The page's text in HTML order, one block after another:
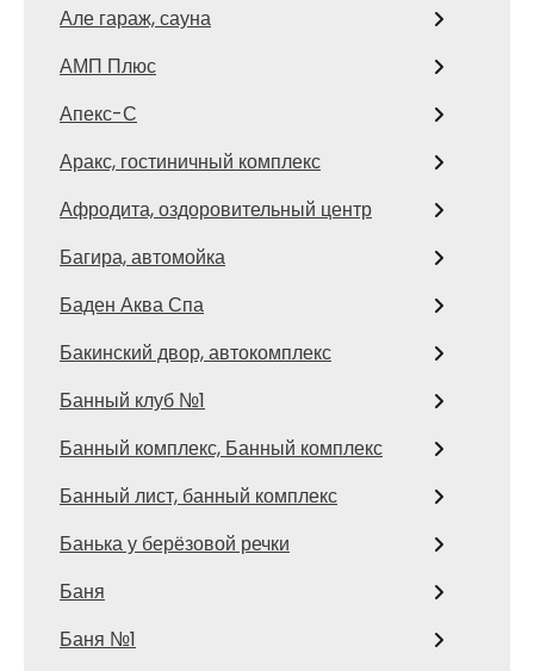
Але гараж, сауна
АМП Плюс
Апекс-С
Аракс, гостиничный комплекс
Афродита, оздоровительный центр
Багира, автомойка
Баден Аква Спа
Бакинский двор, автокомплекс
Банный клуб №1
Банный комплекс, Банный комплекс
Банный лист, банный комплекс
Банька у берёзовой речки
Баня
Баня №1